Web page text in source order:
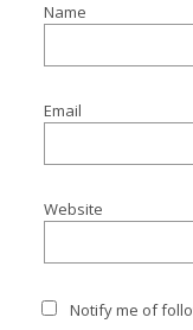
Name
Email
Website
Notify me of